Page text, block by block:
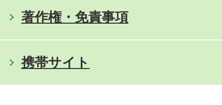
著作権・免責事項
携帯サイト